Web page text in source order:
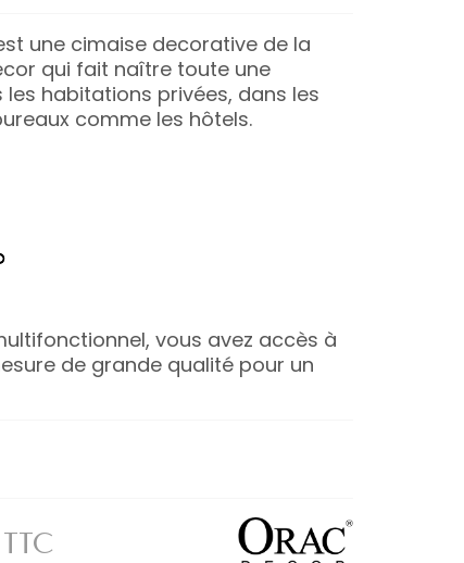
une cimaise decorative de la
qui fait naître toute une
habitations privées, dans les
comme les hôtels.
vous avez accès à
de grande qualité pour un
TTC